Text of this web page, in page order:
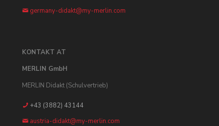
germany-didakt@my-merlin.com
KONTAKT AT
MERLIN GmbH
MERLIN Didakt (Schulvertrieb)
+43 (3882) 43144
austria-didakt@my-merlin.com